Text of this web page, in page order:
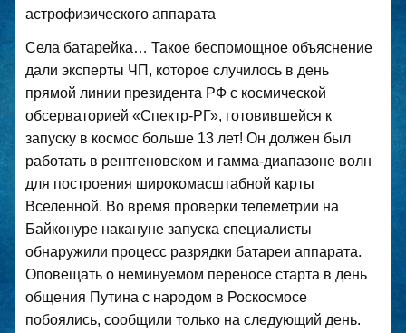
астрофизического аппарата
Села батарейка… Такое беспомощное объяснение
дали эксперты ЧП, которое случилось в день
прямой линии президента РФ с космической
обсерваторией «Спектр-РГ», готовившейся к
запуску в космос больше 13 лет! Он должен был
работать в рентгеновском и гамма-диапазоне волн
для построения широкомасштабной карты
Вселенной. Во время проверки телеметрии на
Байконуре накануне запуска специалисты
обнаружили процесс разрядки батареи аппарата.
Оповещать о неминуемом переносе старта в день
общения Путина с народом в Роскосмосе
побоялись, сообщили только на следующий день.